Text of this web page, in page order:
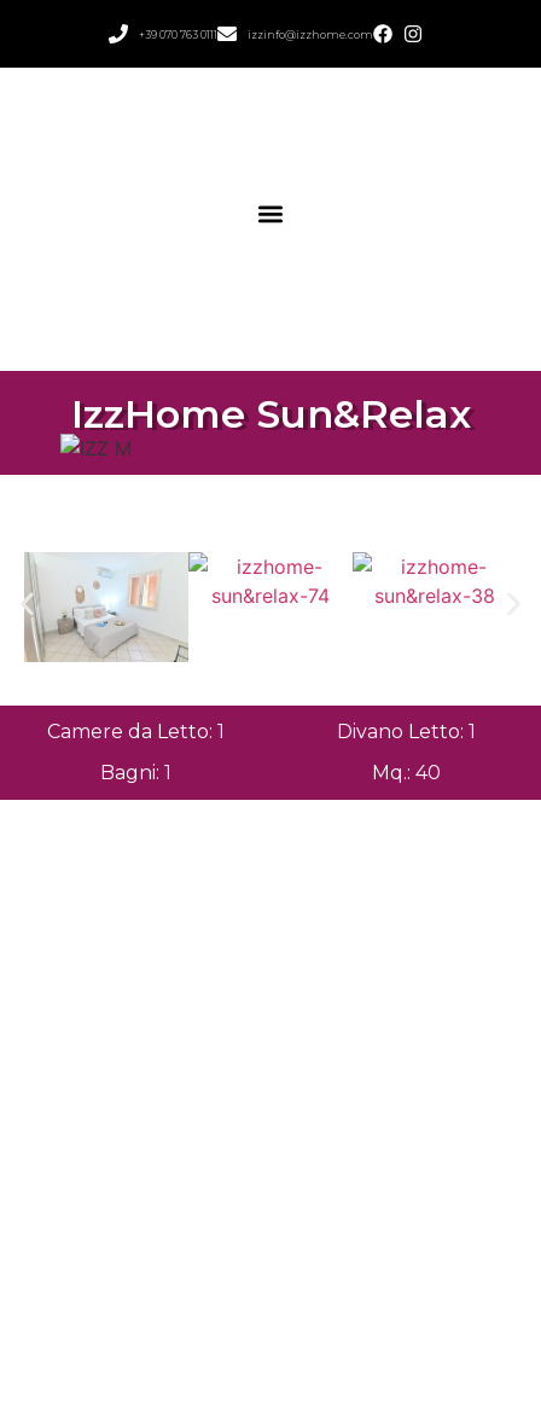
+39 070 763 0111 izzinfo@izzhome.com
IzzHome Sun&Relax
Camere da Letto: 1
Divano Letto: 1
Bagni: 1
Mq.: 40